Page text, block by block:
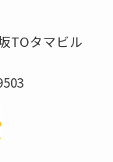
TOタマビル